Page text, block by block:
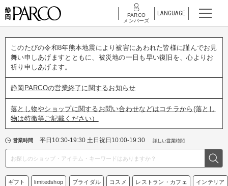
PARCO
メンバーズ
LANGUAGE
このたびの令和8年熊本地震により被害にあわれた皆様に謹んでお見
舞い申しあげますとともに、被災地の一日も早い復旧を、心よりお
祈り申しあげます。
静岡PARCOの営業終了に関するお知らせ
落とし物やショップに関するお問い合わせなどはコチラから(落とし
物は特徴等ご記載ください）
営業時間 平日10:30-19:30 土日祝日10:00-19:30 詳しい営業時間
ギフト limitedshop ブライダル コスメ レストラン・カフェ インテリア